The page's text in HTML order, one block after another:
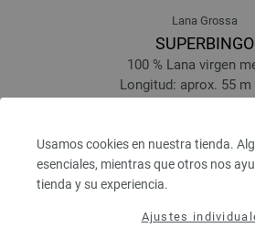
Usamos cookies en nuestra tienda.
esenciales, mientras que otros nos
tienda y su experiencia.
Ajustes
Lana Grossa
SUPERBINGO
100 % Lana virgen
Longitud: aprox. 55
2,90 $RRP:5,84 $
IVA no incluido, más gastos de envío,
prev